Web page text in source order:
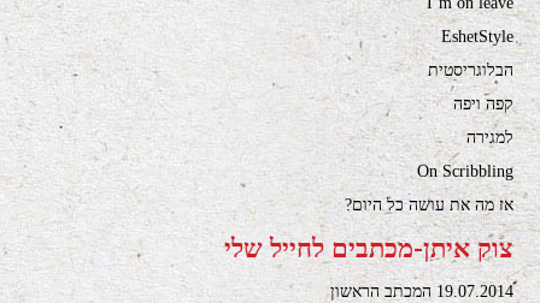
EshetStyle
הבלוגריסטית
קפה ויפה
למגירה
On Scribbling
אז מה את עושה כל היום?
צוק איתן-מכתבים לחייל שלי
19.07.2014 המכתב הראשון